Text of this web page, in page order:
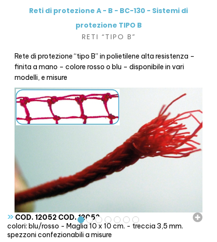
Reti di protezione A - B - BC-130 - Sistemi di
protezione TIPO B
RETI “TIPO B”
Rete di protezione “tipo B” in polietilene alta resistenza –
finita a mano – colore rosso o blu – disponibile in vari
modelli, e misure
» COD. 12052 COD. 12052
colori: blu/rosso - Maglia 10 x 10 cm. - treccia 3,5 mm. 
spezzoni confezionabili a misure